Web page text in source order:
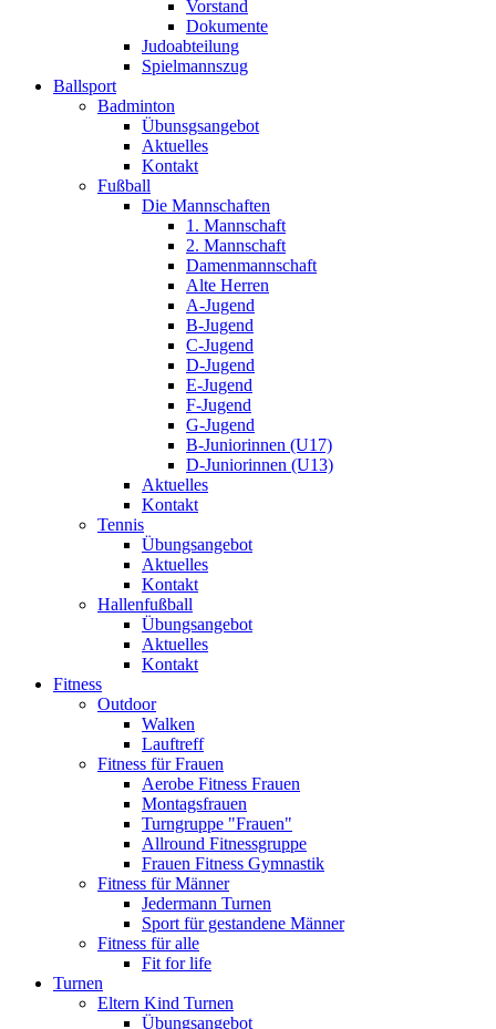
Vorstand
Dokumente
Judoabteilung
Spielmannszug
Ballsport
Badminton
Übunsgsangebot
Aktuelles
Kontakt
Fußball
Die Mannschaften
1. Mannschaft
2. Mannschaft
Damenmannschaft
Alte Herren
A-Jugend
B-Jugend
C-Jugend
D-Jugend
E-Jugend
F-Jugend
G-Jugend
B-Juniorinnen (U17)
D-Juniorinnen (U13)
Aktuelles
Kontakt
Tennis
Übungsangebot
Aktuelles
Kontakt
Hallenfußball
Übungsangebot
Aktuelles
Kontakt
Fitness
Outdoor
Walken
Lauftreff
Fitness für Frauen
Aerobe Fitness Frauen
Montagsfrauen
Turngruppe "Frauen"
Allround Fitnessgruppe
Frauen Fitness Gymnastik
Fitness für Männer
Jedermann Turnen
Sport für gestandene Männer
Fitness für alle
Fit for life
Turnen
Eltern Kind Turnen
Übungsangebot